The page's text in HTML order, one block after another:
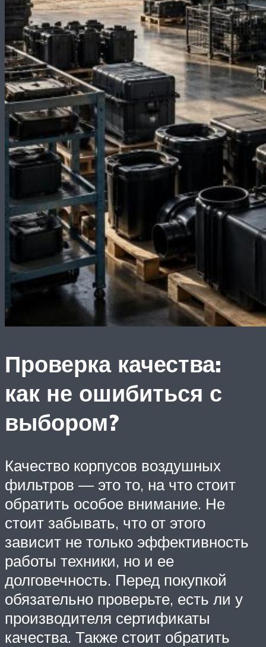
Проверка качества:
как не ошибиться с
выбором?
Качество корпусов воздушных
фильтров — это то, на что стоит
обратить особое внимание. Не
стоит забывать, что от этого
зависит не только эффективность
работы техники, но и ее
долговечность. Перед покупкой
обязательно проверьте, есть ли у
производителя сертификаты
качества. Также стоит обратить